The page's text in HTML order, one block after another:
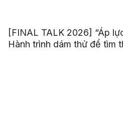
[FINAL TALK 2026] “Áp
Hành trình dám thử để tìm